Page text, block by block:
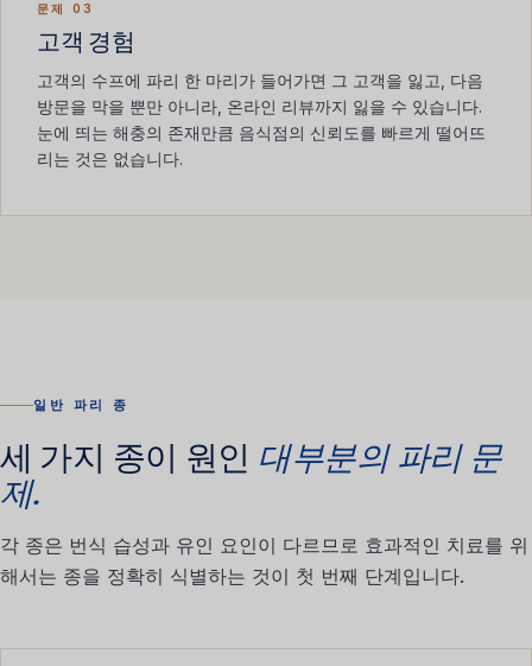
문제 03
고객 경험
고객의 수프에 파리 한 마리가 들어가면 그 고객을 잃고, 다음
방문을 막을 뿐만 아니라, 온라인 리뷰까지 잃을 수 있습니다.
눈에 띄는 해충의 존재만큼 음식점의 신뢰도를 빠르게 떨어뜨
리는 것은 없습니다.
일반 파리 종
세 가지 종이 원인 대부분의 파리 문
제.
각 종은 번식 습성과 유인 요인이 다르므로 효과적인 치료를 위
해서는 종을 정확히 식별하는 것이 첫 번째 단계입니다.